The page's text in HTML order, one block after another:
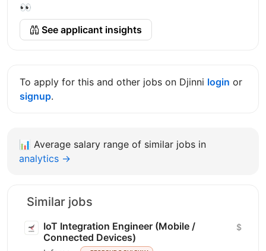
👀
See applicant insights
To apply for this and other jobs on Djinni login or
signup.
📊 Average salary range of similar jobs in
analytics →
Similar jobs
IoT Integration Engineer (Mobile /
Connected Devices)
$